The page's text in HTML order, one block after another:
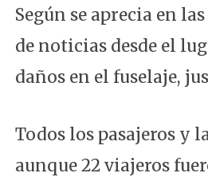
Según se aprecia en
de noticias desde el
daños en el fuselaje,
Todos los pasajeros y
aunque 22 viajeros